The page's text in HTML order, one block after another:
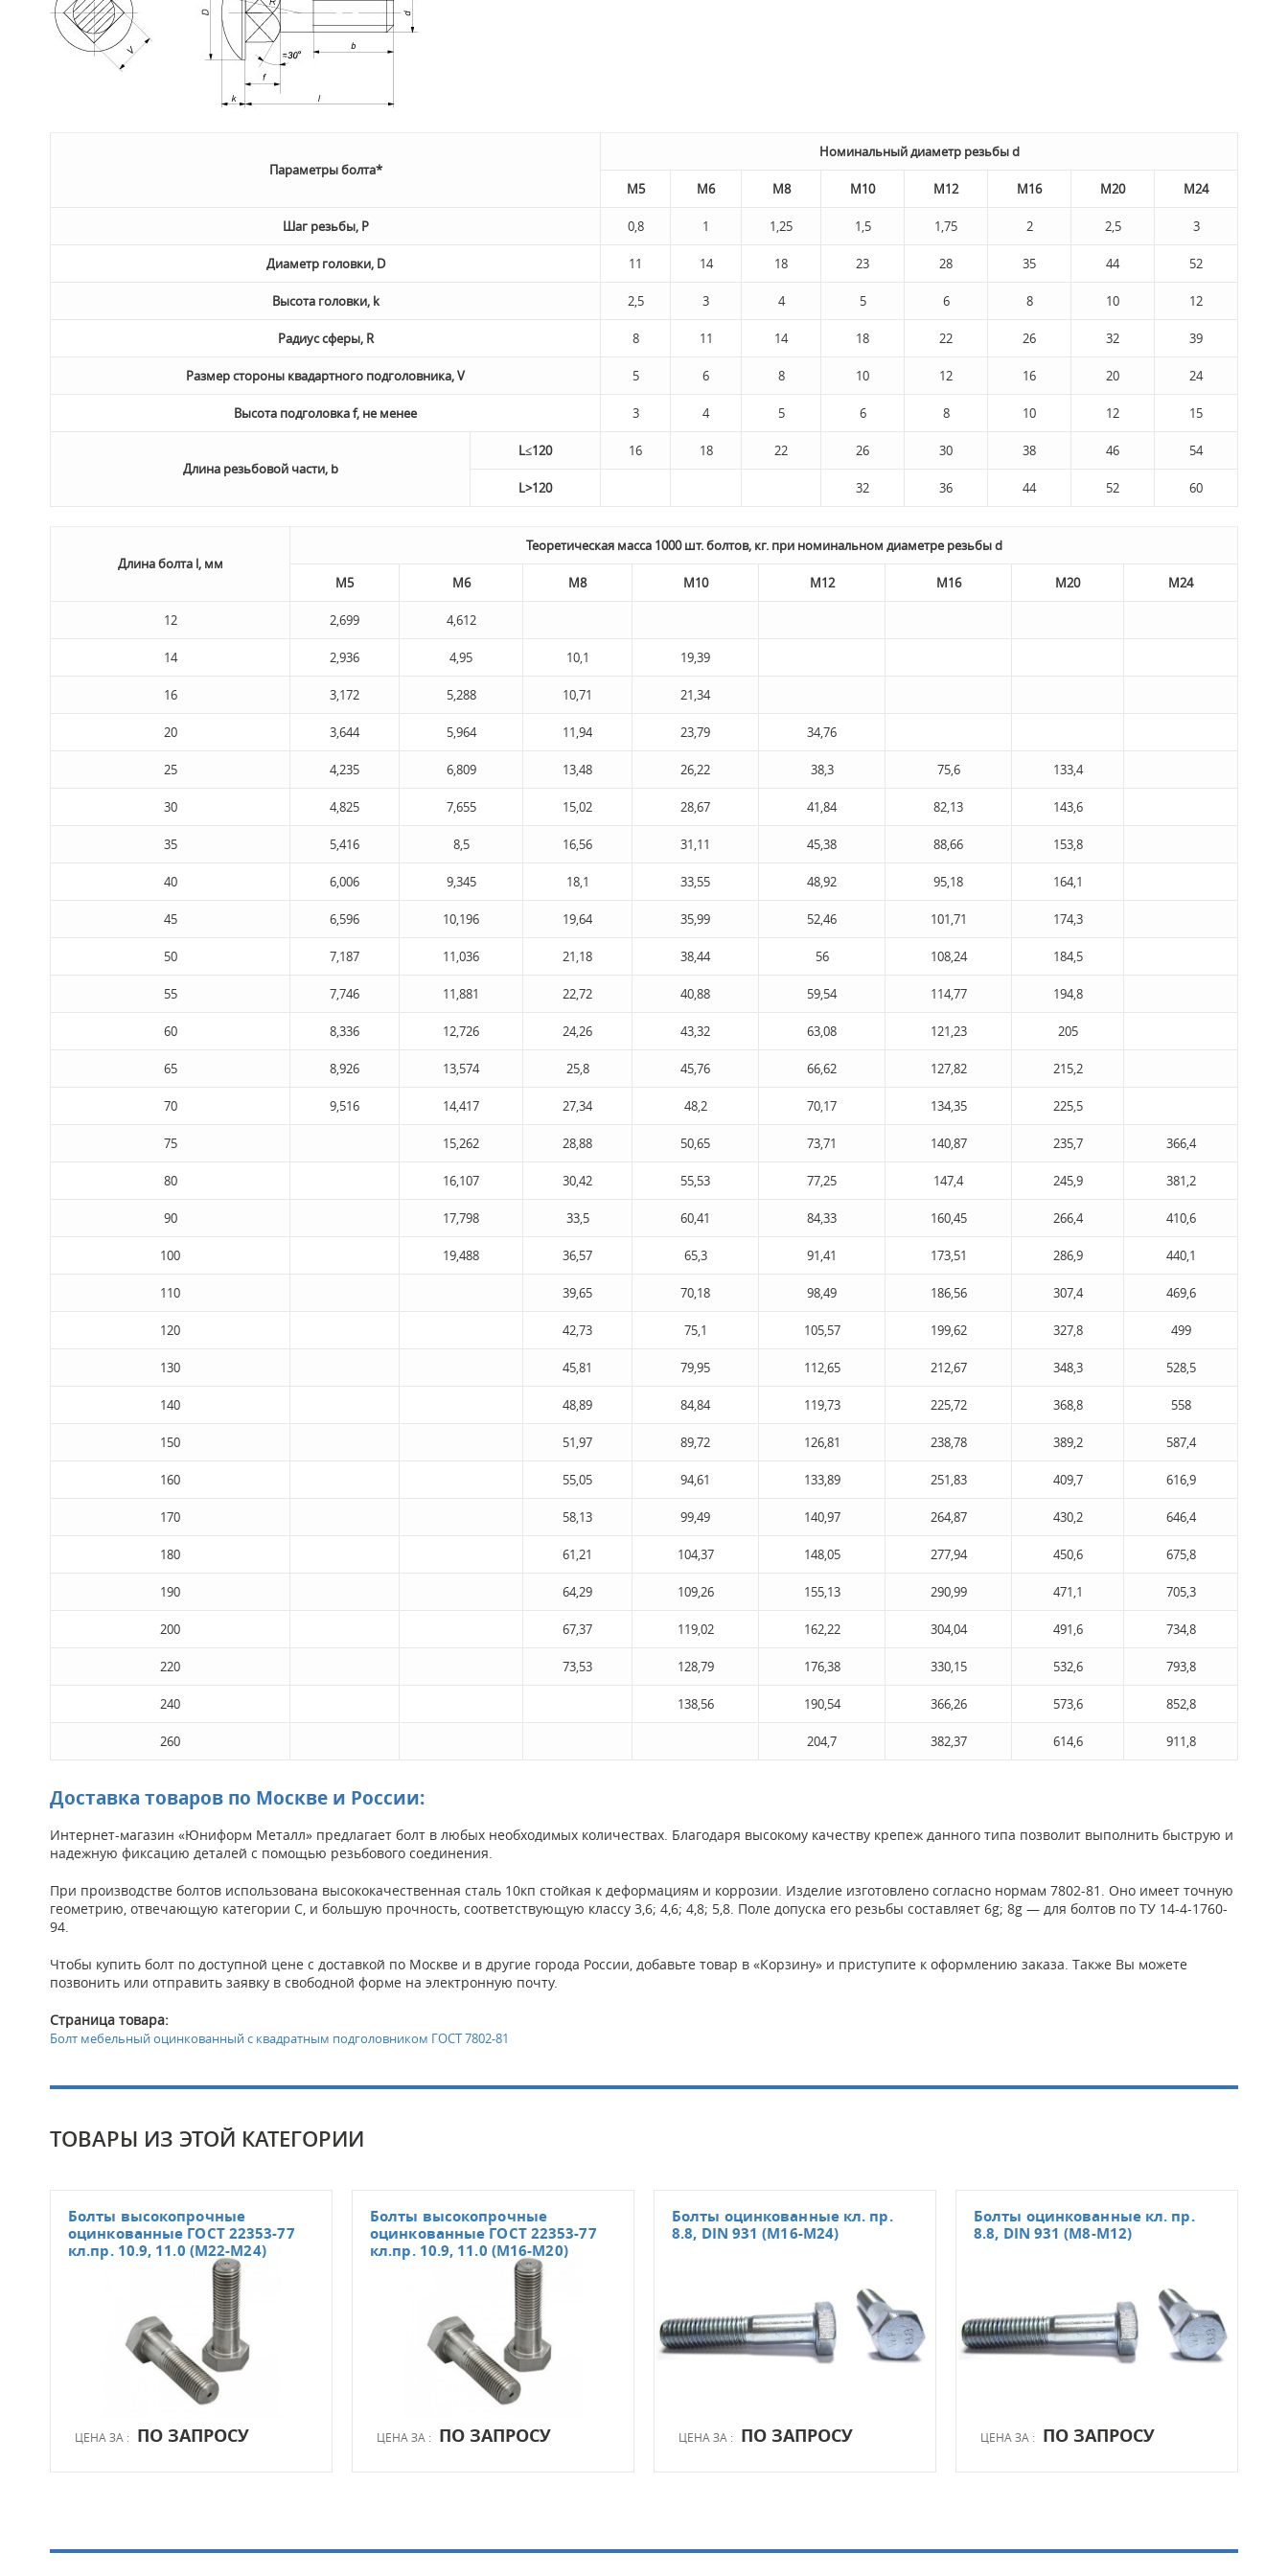
Параметры болта*
Номинальный диаметр резьбы d
М5 М6 М8 М10 М12 M16 М20 М24
Шаг резьбы, P 0,8 1 1,25 1,5 1,75 2 2,5 3
Диаметр головки, D 11 14 18 23 28 35 44 52
Высота головки, k 2,5 3 4 5 6 8 10 12
Радиус сферы, R 8 11 14 18 22 26 32 39
Размер стороны квадартного подголовника, V 5 6 8 10 12 16 20 24
Высота подголовка f, не менее 3 4 5 6 8 10 12 15
Длина резьбовой части, b
L≤120 16 18 22 26 30 38 46 54
L>120 32 36 44 52 60
Длина болта l, мм
Теоретическая масса 1000 шт. болтов, кг. при номинальном диаметре резьбы d
М5 М6 М8 М10 М12 M16 М20 М24
12 2,699 4,612
14 2,936 4,95 10,1 19,39
16 3,172 5,288 10,71 21,34
20 3,644 5,964 11,94 23,79 34,76
25 4,235 6,809 13,48 26,22 38,3 75,6 133,4
30 4,825 7,655 15,02 28,67 41,84 82,13 143,6
35 5,416 8,5 16,56 31,11 45,38 88,66 153,8
40 6,006 9,345 18,1 33,55 48,92 95,18 164,1
45 6,596 10,196 19,64 35,99 52,46 101,71 174,3
50 7,187 11,036 21,18 38,44 56 108,24 184,5
55 7,746 11,881 22,72 40,88 59,54 114,77 194,8
60 8,336 12,726 24,26 43,32 63,08 121,23 205
65 8,926 13,574 25,8 45,76 66,62 127,82 215,2
70 9,516 14,417 27,34 48,2 70,17 134,35 225,5
75 15,262 28,88 50,65 73,71 140,87 235,7 366,4
80 16,107 30,42 55,53 77,25 147,4 245,9 381,2
90 17,798 33,5 60,41 84,33 160,45 266,4 410,6
100 19,488 36,57 65,3 91,41 173,51 286,9 440,1
110 39,65 70,18 98,49 186,56 307,4 469,6
120 42,73 75,1 105,57 199,62 327,8 499
130 45,81 79,95 112,65 212,67 348,3 528,5
140 48,89 84,84 119,73 225,72 368,8 558
150 51,97 89,72 126,81 238,78 389,2 587,4
160 55,05 94,61 133,89 251,83 409,7 616,9
170 58,13 99,49 140,97 264,87 430,2 646,4
180 61,21 104,37 148,05 277,94 450,6 675,8
190 64,29 109,26 155,13 290,99 471,1 705,3
200 67,37 119,02 162,22 304,04 491,6 734,8
220 73,53 128,79 176,38 330,15 532,6 793,8
240 138,56 190,54 366,26 573,6 852,8
260 204,7 382,37 614,6 911,8
Доставка товаров по Москве и России:
Интернет-магазин «Юниформ Металл» предлагает болт в любых необходимых количествах. Благодаря высокому качеству крепеж данного типа позволит выполнить быструю и
надежную фиксацию деталей с помощью резьбового соединения.
При производстве болтов использована высококачественная сталь 10кп стойкая к деформациям и коррозии. Изделие изготовлено согласно нормам 7802-81. Оно имеет точную
геометрию, отвечающую категории С, и большую прочность, соответствующую классу 3,6; 4,6; 4,8; 5,8. Поле допуска его резьбы составляет 6g; 8g — для болтов по ТУ 14-4-1760-
94.
Чтобы купить болт по доступной цене с доставкой по Москве и в другие города России, добавьте товар в «Корзину» и приступите к оформлению заказа. Также Вы можете
позвонить или отправить заявку в свободной форме на электронную почту.
Страница товара:
Болт мебельный оцинкованный с квадратным подголовником ГОСТ 7802-81
ТОВАРЫ ИЗ ЭТОЙ КАТЕГОРИИ
ЦЕНА ЗА : ПО ЗАПРОСУ
Болты высокопрочные
оцинкованные ГОСТ 22353-77
кл.пр. 10.9, 11.0 (М22-М24)
ЦЕНА ЗА : ПО ЗАПРОСУ
Болты высокопрочные
оцинкованные ГОСТ 22353-77
кл.пр. 10.9, 11.0 (М16-М20)
ЦЕНА ЗА : ПО ЗАПРОСУ
Болты оцинкованные кл. пр.
8.8, DIN 931 (М16-М24)
ЦЕНА ЗА : ПО ЗАПРОСУ
Болты оцинкованные кл. пр.
8.8, DIN 931 (М8-М12)